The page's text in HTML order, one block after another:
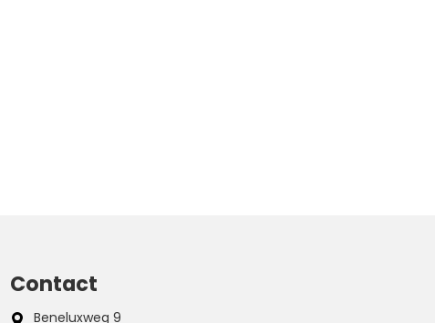
Contact
Beneluxweg 9